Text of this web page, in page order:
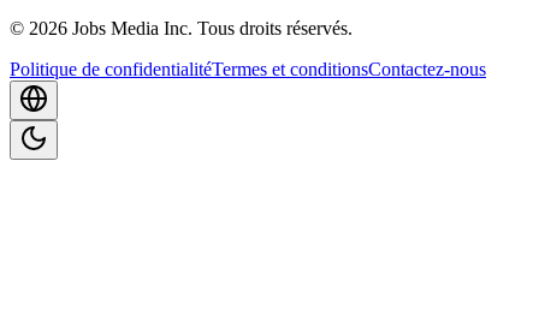
© 2026 Jobs Media Inc. Tous droits réservés.
Politique de confidentialitéTermes et conditionsContactez-nous